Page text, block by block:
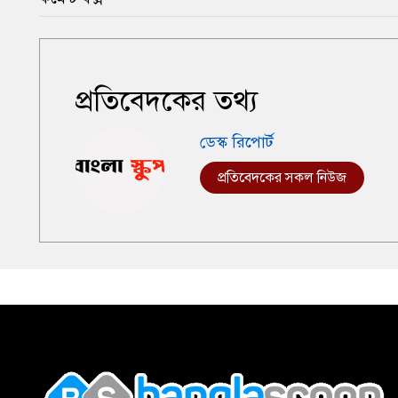
প্রতিবেদকের তথ্য
ডেস্ক রিপোর্ট
প্রতিবেদকের সকল নিউজ